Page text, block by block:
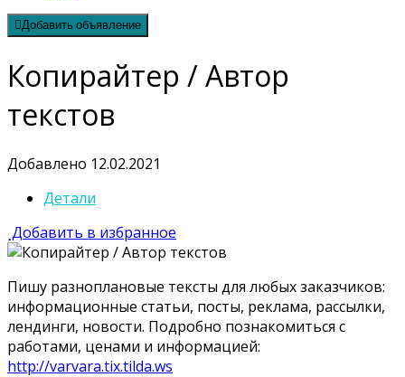
Добавить объявление
Копирайтер / Автор
текстов
Добавлено 12.02.2021
Детали
Добавить в избранное
Пишу разноплановые тексты для любых заказчиков:
информационные статьи, посты, реклама, рассылки,
лендинги, новости. Подробно познакомиться с
работами, ценами и информацией:
http://varvara.tix.tilda.ws